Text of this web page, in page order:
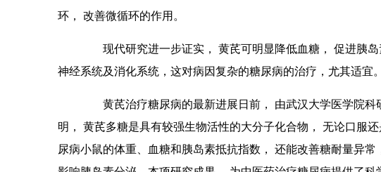
环， 改善微循环的作用。
现代研究进一步证实， 黄芪可明显降低血糖， 促进胰岛
神经系统及消化系统，这对病因复杂的糖尿病的治疗，尤其适宜。
黄芪治疗糖尿病的最新进展日前， 由武汉大学医学院科
明， 黄芪多糖是具有较强生物活性的大分子化合物， 无论口服
尿病小鼠的体重、血糖和胰岛素抵抗指数， 还能改善糖耐量异